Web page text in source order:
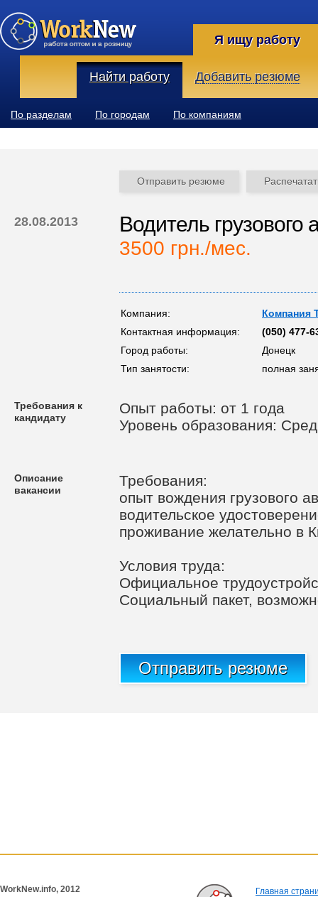
Я ищу работу
Найти работу Добавить резюме
По разделам По городам По компаниям
Отправить резюме
28.08.2013 Водитель грузового
3500 грн./мес.
Компания:
Компания
Контактная информация:
(050) 477-
Город работы:
Донецк
Тип занятости:
полная
Требования к
кандидату
Опыт работы: от 1 года
Уровень образования:
Описание
вакансии
Требования:
опыт вождения грузового
водительское
проживание желательно в
Условия труда:
Официальное
Социальный пакет,
Отправить резюме
WorkNew.info, 2012
Главная